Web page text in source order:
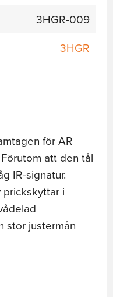
3HGR-009
3HGR
för AR
att den tål
IR-signatur.
i
stor justermån